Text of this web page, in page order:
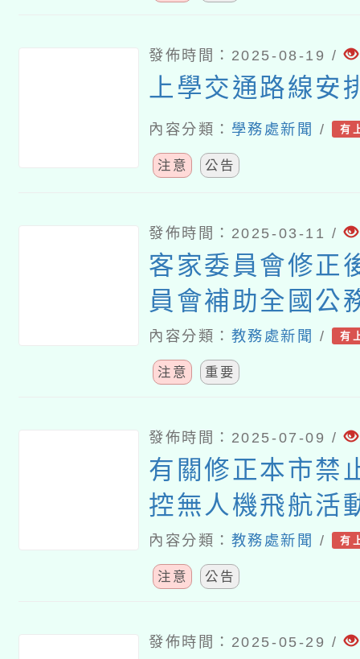
發佈時間：2025-08-19 /
上學交通路線安
內容分類： 學務處新聞 / 有
注意 公告
發佈時間：2025-03-11 /
客家委員會修正
員會補助全國公
育人員及軍警人
年度客語能力認
內容分類： 教務處新聞 / 有
注意 重要
發佈時間：2025-07-09 /
有關修正本市禁
控無人機飛航活
時間及其他管理
內容分類： 教務處新聞 / 有
注意 公告
發佈時間：2025-05-29 /